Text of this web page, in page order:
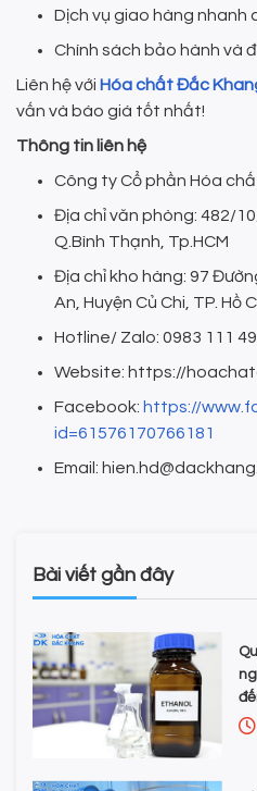
Dịch vụ giao hàng nhanh
Chính sách bảo hành và
Liên hệ với Hóa chất Đắc
vấn và báo giá tốt nhất!
Thông tin liên hệ
Công ty Cổ phần Hóa
Địa chỉ văn phòng: 482/
Q.Bình Thạnh, Tp.HCM
Địa chỉ kho hàng: 97
An, Huyện Củ Chi, TP. Hồ
Hotline/ Zalo: 0983 111
Website: https://
Facebook: https://
id=61576170766181
Email:
Bài viết gần đây